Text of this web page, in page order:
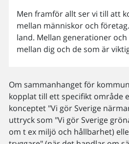
Men framför allt ser vi till att
mellan människor och
land. Mellan generationer
mellan dig och de som är
Om sammanhanget för
kopplat till ett specifikt område
konceptet "Vi gör Sverige
uttryck som "Vi gör Sverige
om t ex miljö och hållbarhet)